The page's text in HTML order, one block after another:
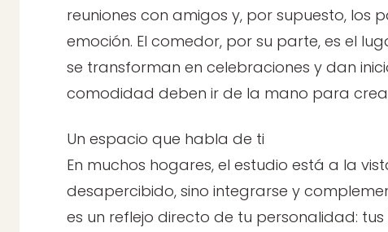
reuniones con amigos y, por supuesto, los
emoción. El comedor, por su parte, es el
se transforman en celebraciones y dan
comodidad deben ir de la mano para
Un espacio que habla de ti
En muchos hogares, el estudio está a la
desapercibido, sino integrarse y
es un reflejo directo de tu personalidad: tus